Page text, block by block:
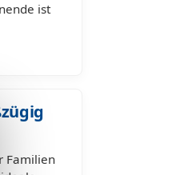
ist
Familien